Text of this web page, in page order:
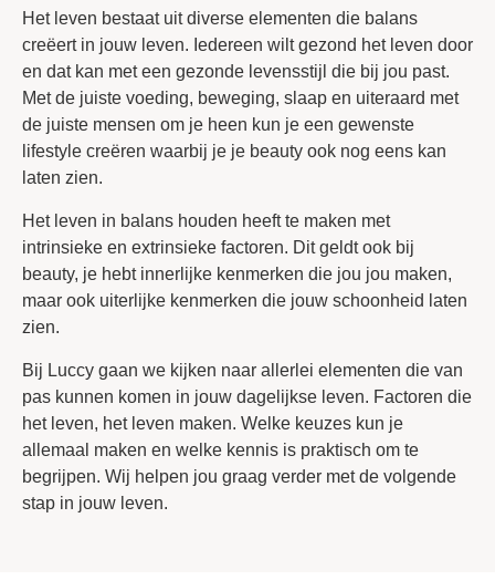
Het leven bestaat uit diverse elementen die balans
creëert in jouw leven. Iedereen wilt gezond het leven door
en dat kan met een gezonde levensstijl die bij jou past.
Met de juiste voeding, beweging, slaap en uiteraard met
de juiste mensen om je heen kun je een gewenste
lifestyle creëren waarbij je je beauty ook nog eens kan
laten zien.
Het leven in balans houden heeft te maken met
intrinsieke en extrinsieke factoren. Dit geldt ook bij
beauty, je hebt innerlijke kenmerken die jou jou maken,
maar ook uiterlijke kenmerken die jouw schoonheid laten
zien.
Bij Luccy gaan we kijken naar allerlei elementen die van
pas kunnen komen in jouw dagelijkse leven. Factoren die
het leven, het leven maken. Welke keuzes kun je
allemaal maken en welke kennis is praktisch om te
begrijpen. Wij helpen jou graag verder met de volgende
stap in jouw leven.